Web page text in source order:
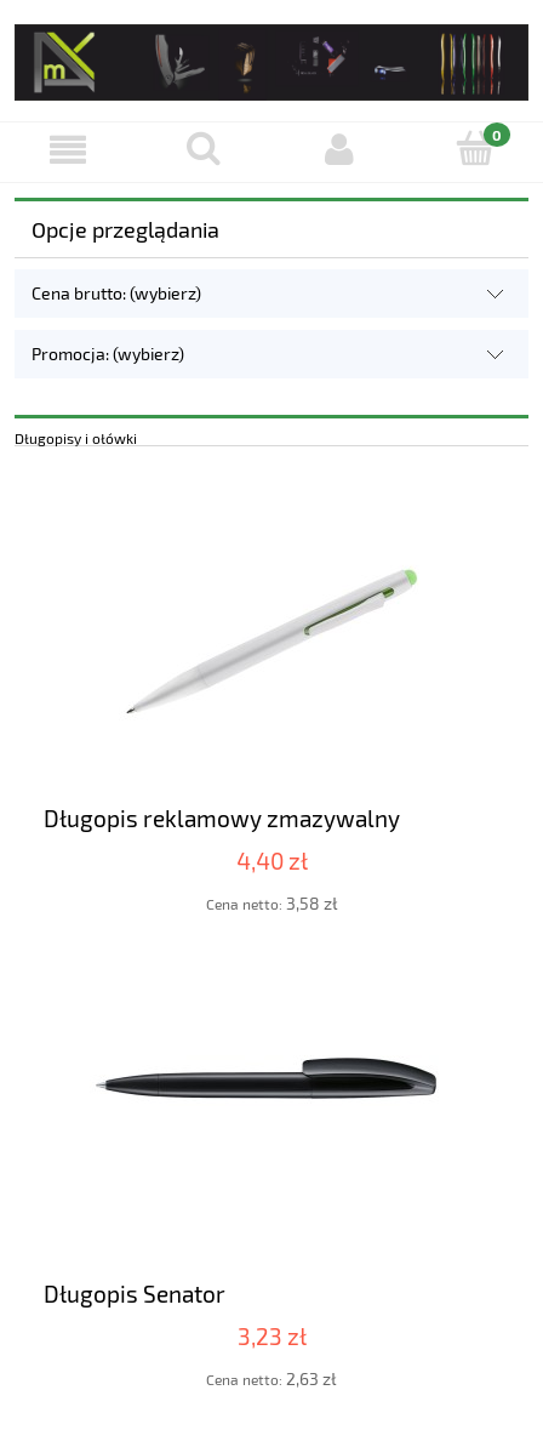
Opcje przeglądania
Cena brutto: (wybierz)
Promocja: (wybierz)
Długopisy i ołówki
Długopis reklamowy zmazywalny
4,40 zł
Cena netto: 3,58 zł
Długopis Senator
3,23 zł
Cena netto: 2,63 zł